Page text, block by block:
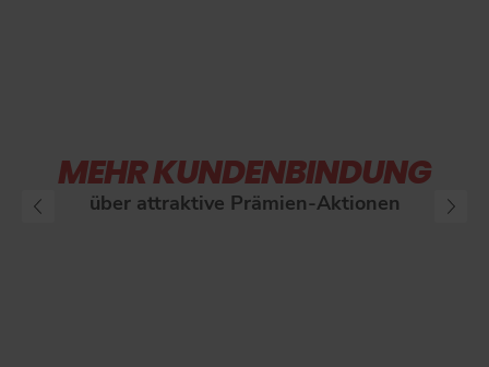
MEHR KUNDENBINDUNG
über attraktive Prämien-Aktionen